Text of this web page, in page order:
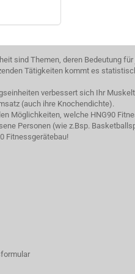
sind Themen, deren Bedeutung
Tätigkeiten kommt es
verbessert sich Ihr
(auch ihre Knochendichte).
Möglichkeiten, welche HNG90
Personen (wie z.Bsp.
Fitnessgerätebau!